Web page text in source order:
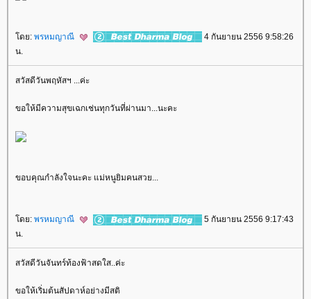
ดย: พรหมญาณี
4 กันยายน 2556 9:58:26
น.
สวัสดีวันพฤหัสฯ ...ค่ะ
ขอให้มีความสุขเฉกเช่นทุกวันที่ผ่านมา...นะคะ
ขอบคุณกำลังใจนะคะ แม่หนูยิมคนสวย...
ดย: พรหมญาณี
5 กันยายน 2556 9:17:43
น.
สวัสดีวันจันทร์ท้องฟ้าสดใส..ค่ะ
ขอให้เริ่มต้นสัปดาห์อย่างมีสติ